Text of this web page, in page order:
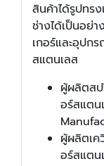
สินค้าได้รูปทร
ช่างได้เป็นอย่
เกอร์และอุปก
สแตนเลส
ผู้ผลิตสป
อร์สแต
ผู้ผลิตเค
อร์สแต